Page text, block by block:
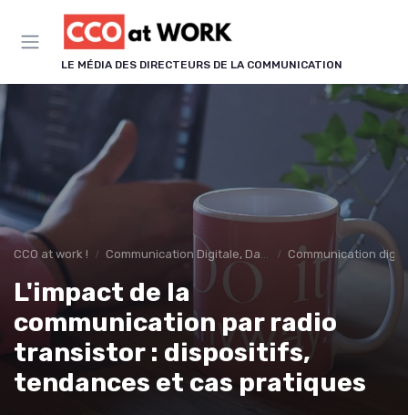
LE MÉDIA DES DIRECTEURS DE LA COMMUNICATION
CCO at work ! Communication Digitale, Data & IA Communication
L'impact de la
communication par radio
transistor : dispositifs,
tendances et cas pratiques
Panneau de gestion des cookies